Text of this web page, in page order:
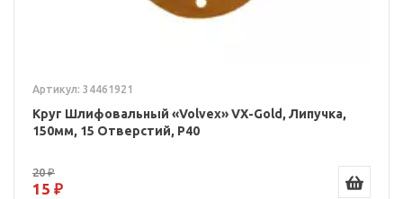
Артикул: 34461921
Круг Шлифовальный «Volvex» VX-Gold, Липучка,
150мм, 15 Отверстий, P40
20 ₽
15 ₽